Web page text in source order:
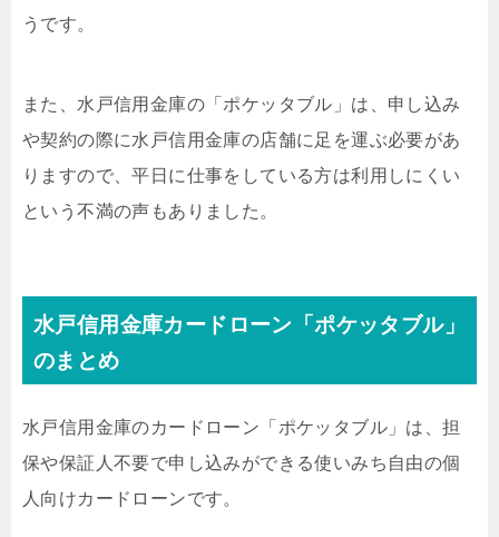
うです。
また、水戸信用金庫の「ポケッタブル」は、申し込み
や契約の際に水戸信用金庫の店舗に足を運ぶ必要があ
りますので、平日に仕事をしている方は利用しにくい
という不満の声もありました。
水戸信用金庫カードローン「ポケッタブル」
のまとめ
水戸信用金庫のカードローン「ポケッタブル」は、担
保や保証人不要で申し込みができる使いみち自由の個
人向けカードローンです。